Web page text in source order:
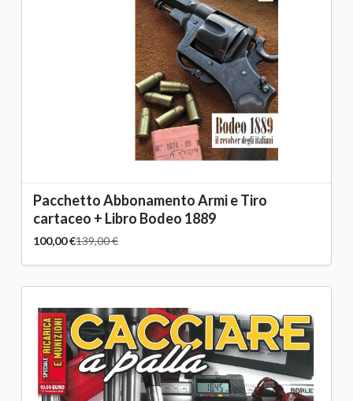
Pacchetto Abbonamento Armi e Tiro
cartaceo + Libro Bodeo 1889
100,00 €139,00 €